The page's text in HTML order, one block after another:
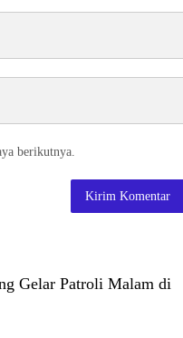
berikutnya.
Gelar Patroli Malam di